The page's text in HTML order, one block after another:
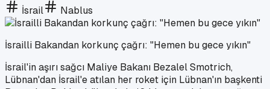
İsrail Nablus
İsrailli Bakandan korkunç çağrı: "Hemen bu gece yıkın"
İsrail'in aşırı sağcı Maliye Bakanı Bezalel Smotrich,
Lübnan'dan İsrail'e atılan her roket için Lübnan'ın başkenti